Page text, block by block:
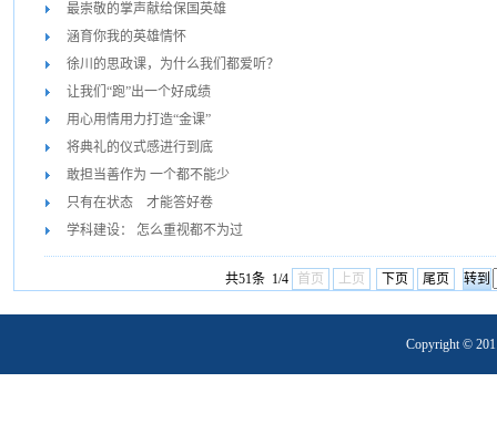
最崇敬的掌声献给保国英雄
涵育你我的英雄情怀
徐川的思政课，为什么我们都爱听？
让我们“跑”出一个好成绩
用心用情用力打造“金课”
将典礼的仪式感进行到底
敢担当善作为 一个都不能少
只有在状态 才能答好卷
学科建设： 怎么重视都不为过
共51条 1/4 首页 上页 下页 尾页
Copyright ©